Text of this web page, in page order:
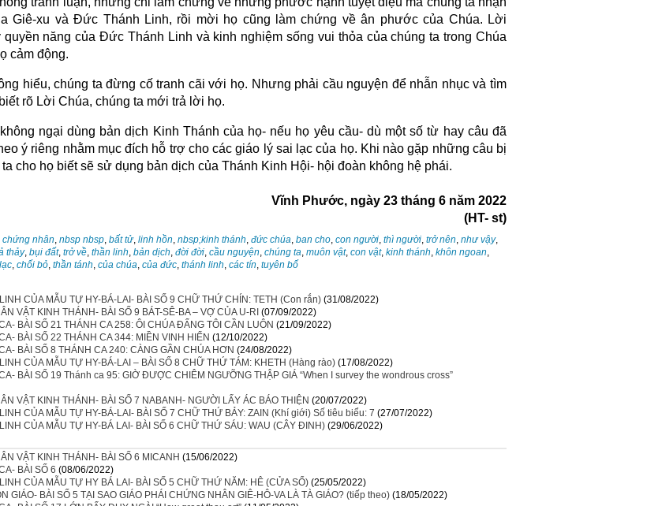
Giê-xu và Đức Thánh Linh, rồi mời họ cũng làm chứng về ân phước của Chúa. Lời
năng của Đức Thánh Linh và kinh nghiệm sống vui thỏa của chúng ta trong Chúa
cảm động.
hiểu, chúng ta đừng cố tranh cãi với họ. Nhưng phải cầu nguyện để nhẫn nhục và tìm
rõ Lời Chúa, chúng ta mới trả lời họ.
ngại dùng bản dịch Kinh Thánh của họ- nếu họ yêu cầu- dù một số từ hay câu đã
ý riêng nhằm mục đích hỗ trợ cho các giáo lý sai lạc của họ. Khi nào gặp những câu bị
cho họ biết sẽ sử dụng bản dịch của Thánh Kinh Hội- hội đoàn không hệ phái.
Vĩnh Phước, ngày 23 tháng 6 năm 2022
(HT- st)
chứng nhân, nbsp nbsp, bất tử, linh hồn, nbsp;kinh thánh, đức chúa, ban cho, con người, thì người, trở nên, như vậy,
thảy, bụi đất, trở về, thần linh, bản dịch, đời đời, cầu nguyện, chúng ta, muôn vật, con vật, kinh thánh, khôn ngoan,
, chối bỏ, thần tánh, của chúa, của đức, thánh linh, các tín, tuyên bố
CỦA MẪU TỰ HY-BÁ-LAI- BÀI SỐ 9 CHỮ THỨ CHÍN: TETH (Con rắn) (31/08/2022)
VẬT KINH THÁNH- BÀI SỐ 9 BÁT-SÊ-BA – VỢ CỦA U-RI (07/09/2022)
BÀI SỐ 21 THÁNH CA 258: ÔI CHÚA ĐẤNG TÔI CẦN LUÔN (21/09/2022)
BÀI SỐ 22 THÁNH CA 344: MIỀN VINH HIỂN (12/10/2022)
BÀI SỐ 8 THÁNH CA 240: CÀNG GẦN CHÚA HƠN (24/08/2022)
CỦA MẪU TỰ HY-BÁ-LAI – BÀI SỐ 8 CHỮ THỨ TÁM: KHETH (Hàng rào) (17/08/2022)
BÀI SỐ 19 Thánh ca 95: GIỜ ĐƯỢC CHIÊM NGƯỠNG THẬP GIÁ “When I survey the wondrous cross”
VẬT KINH THÁNH- BÀI SỐ 7 NABANH- NGƯỜI LẤY ÁC BÁO THIỆN (20/07/2022)
CỦA MẪU TỰ HY-BÁ-LAI- BÀI SỐ 7 CHỮ THỨ BẢY: ZAIN (Khí giới) Số tiêu biểu: 7 (27/07/2022)
CỦA MẪU TỰ HY-BÁ LAI- BÀI SỐ 6 CHỮ THỨ SÁU: WAU (CÂY ĐINH) (29/06/2022)
VẬT KINH THÁNH- BÀI SỐ 6 MICANH (15/06/2022)
BÀI SỐ 6 (08/06/2022)
CỦA MẪU TỰ HY BÁ LAI- BÀI SỐ 5 CHỮ THỨ NĂM: HÊ (CỬA SỔ) (25/05/2022)
GIÁO- BÀI SỐ 5 TẠI SAO GIÁO PHÁI CHỨNG NHÂN GIÊ-HÔ-VA LÀ TÀ GIÁO? (tiếp theo) (18/05/2022)